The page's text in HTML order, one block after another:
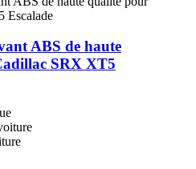
ABS de haute
SRX XT5